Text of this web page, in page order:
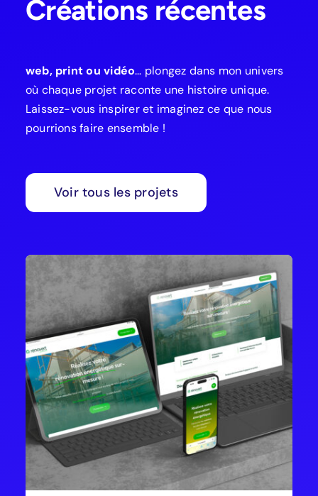
Créations récentes
web, print ou vidéo… plongez dans mon univers
où chaque projet raconte une histoire unique.
Laissez-vous inspirer et imaginez ce que nous
pourrions faire ensemble !
Voir tous les projets